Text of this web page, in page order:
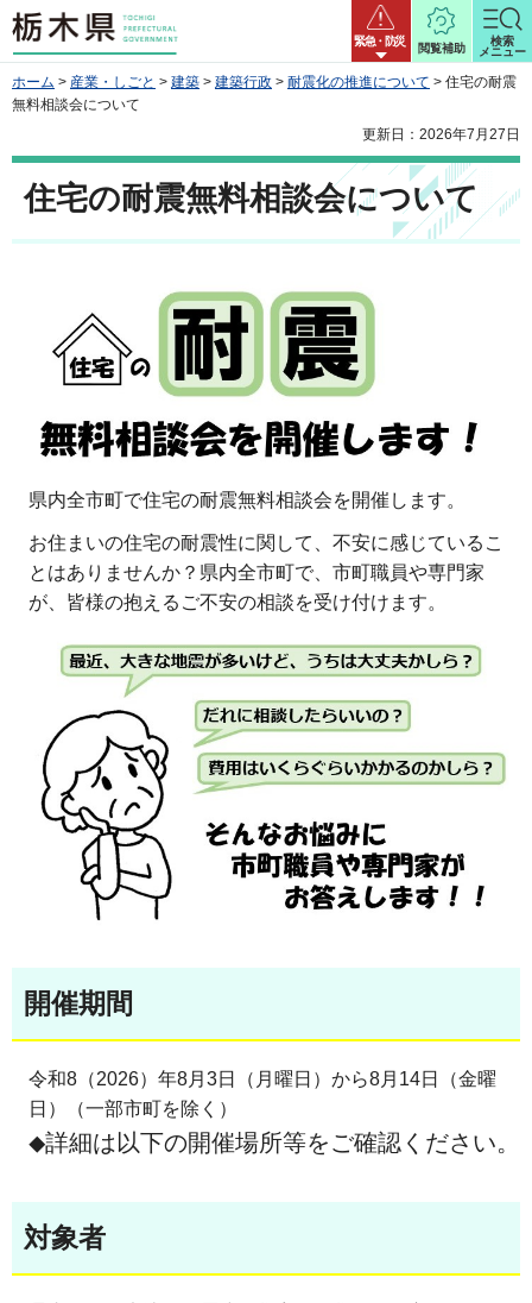
栃木県 緊急・防災
閲覧補助
検索
メニュー
ホーム > 産業・しごと > 建築 > 建築行政 > 耐震化の推進について > 住宅の耐震
無料相談会について
更新日：2026年7月27日
住宅の耐震無料相談会について
県内全市町で住宅の耐震無料相談会を開催します。
お住まいの住宅の耐震性に関して、不安に感じているこ
とはありませんか？ 県内全市町で、市町職員や専門家
が、皆様の抱えるご不安の相談を受け付けます。
開催期間
令和8（2026）年8月3日（月曜日）から8月14日（金曜
日）（一部市町を除く）
◆詳細は以下の開催場所等をご確認ください。
対象者